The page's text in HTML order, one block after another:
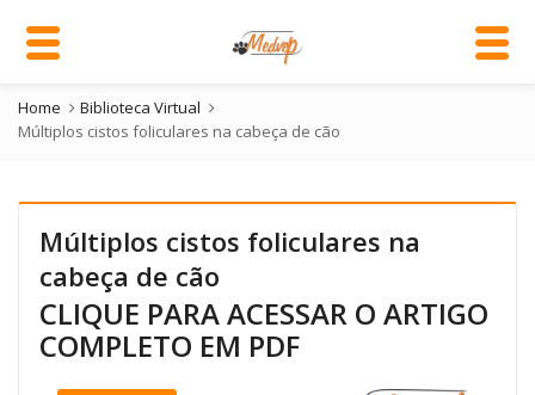
Home
Biblioteca Virtual
Múltiplos cistos foliculares na cabeça de cão
Múltiplos cistos foliculares na
cabeça de cão
CLIQUE PARA ACESSAR O ARTIGO
COMPLETO EM PDF